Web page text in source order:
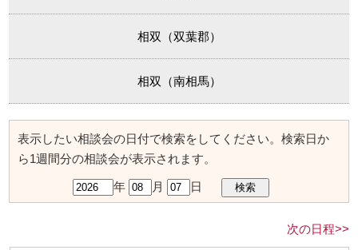
相双（双葉郡）
相双（南相馬）
表示したい相談会の日付で検索をしてください。検索日か
ら1週間分の相談会が表示されます。
年 月 日
次の日程>>